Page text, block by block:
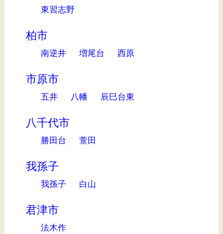
東習志野
柏市
南逆井 増尾台 西原
市原市
五井 八幡 辰巳台東
八千代市
勝田台 萱田
我孫子
我孫子 白山
君津市
法木作